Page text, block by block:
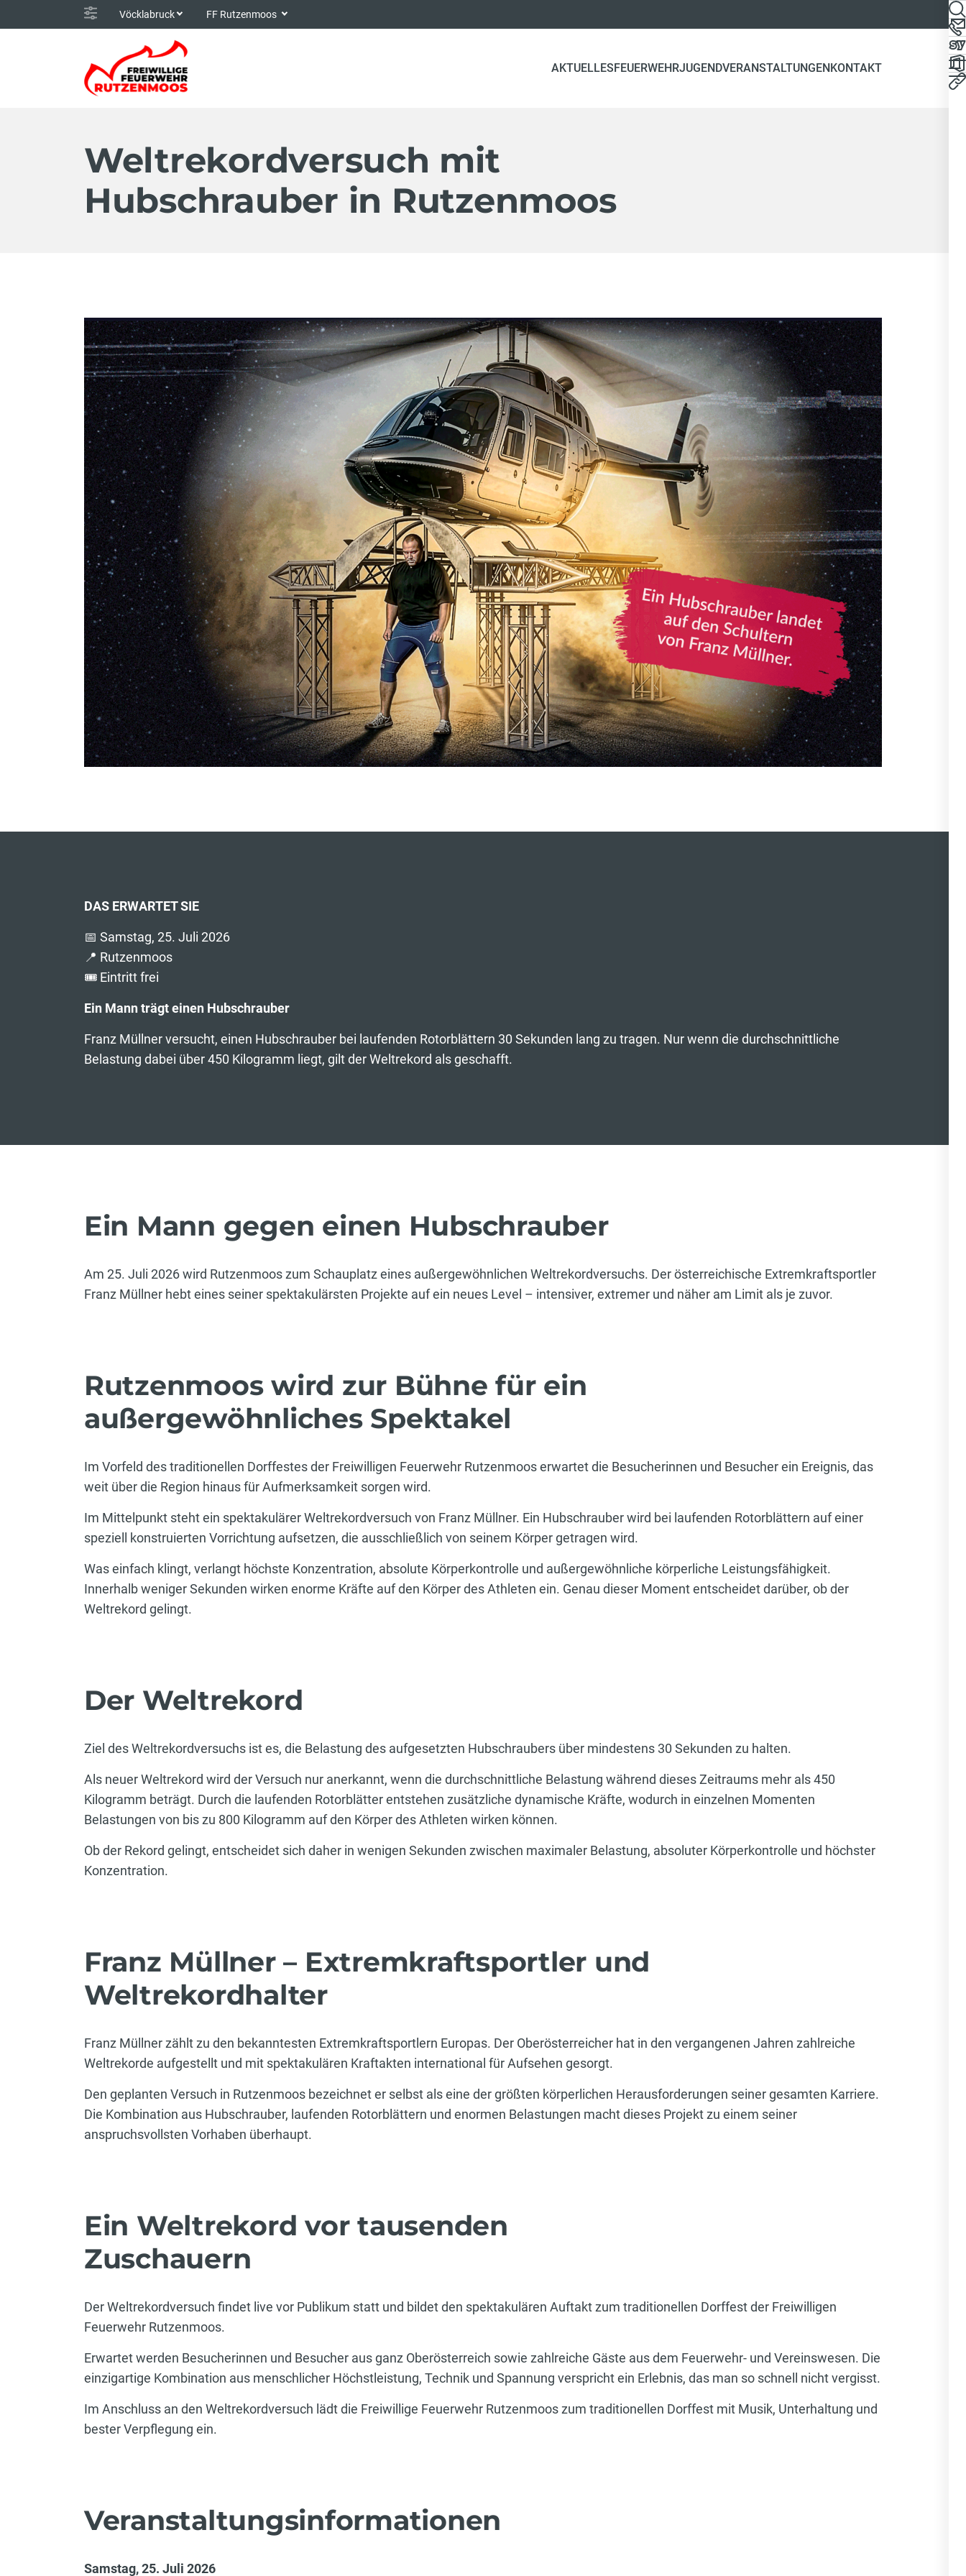
Vöcklabruck FF Rutzenmoos
AKTUELLESFEUERWEHRJUGENDVERANSTALTUNGENKONTAKT
Weltrekordversuch mit
Hubschrauber in Rutzenmoos
DAS ERWARTET SIE
📅 Samstag, 25. Juli 2026
📍 Rutzenmoos
🎟 Eintritt frei
Ein Mann trägt einen Hubschrauber
Franz Müllner versucht, einen Hubschrauber bei laufenden Rotorblättern 30 Sekunden lang zu tragen. Nur wenn die durchschnittliche
Belastung dabei über 450 Kilogramm liegt, gilt der Weltrekord als geschafft.
Ein Mann gegen einen Hubschrauber
Am 25. Juli 2026 wird Rutzenmoos zum Schauplatz eines außergewöhnlichen Weltrekordversuchs. Der österreichische Extremkraftsportler
Franz Müllner hebt eines seiner spektakulärsten Projekte auf ein neues Level – intensiver, extremer und näher am Limit als je zuvor.
Rutzenmoos wird zur Bühne für ein
außergewöhnliches Spektakel
Im Vorfeld des traditionellen Dorffestes der Freiwilligen Feuerwehr Rutzenmoos erwartet die Besucherinnen und Besucher ein Ereignis, das
weit über die Region hinaus für Aufmerksamkeit sorgen wird.
Im Mittelpunkt steht ein spektakulärer Weltrekordversuch von Franz Müllner. Ein Hubschrauber wird bei laufenden Rotorblättern auf einer
speziell konstruierten Vorrichtung aufsetzen, die ausschließlich von seinem Körper getragen wird.
Was einfach klingt, verlangt höchste Konzentration, absolute Körperkontrolle und außergewöhnliche körperliche Leistungsfähigkeit.
Innerhalb weniger Sekunden wirken enorme Kräfte auf den Körper des Athleten ein. Genau dieser Moment entscheidet darüber, ob der
Weltrekord gelingt.
Der Weltrekord
Ziel des Weltrekordversuchs ist es, die Belastung des aufgesetzten Hubschraubers über mindestens 30 Sekunden zu halten.
Als neuer Weltrekord wird der Versuch nur anerkannt, wenn die durchschnittliche Belastung während dieses Zeitraums mehr als 450
Kilogramm beträgt. Durch die laufenden Rotorblätter entstehen zusätzliche dynamische Kräfte, wodurch in einzelnen Momenten
Belastungen von bis zu 800 Kilogramm auf den Körper des Athleten wirken können.
Ob der Rekord gelingt, entscheidet sich daher in wenigen Sekunden zwischen maximaler Belastung, absoluter Körperkontrolle und höchster
Konzentration.
Franz Müllner – Extremkraftsportler und
Weltrekordhalter
Franz Müllner zählt zu den bekanntesten Extremkraftsportlern Europas. Der Oberösterreicher hat in den vergangenen Jahren zahlreiche
Weltrekorde aufgestellt und mit spektakulären Kraftakten international für Aufsehen gesorgt.
Den geplanten Versuch in Rutzenmoos bezeichnet er selbst als eine der größten körperlichen Herausforderungen seiner gesamten Karriere.
Die Kombination aus Hubschrauber, laufenden Rotorblättern und enormen Belastungen macht dieses Projekt zu einem seiner
anspruchsvollsten Vorhaben überhaupt.
Ein Weltrekord vor tausenden
Zuschauern
Der Weltrekordversuch findet live vor Publikum statt und bildet den spektakulären Auftakt zum traditionellen Dorffest der Freiwilligen
Feuerwehr Rutzenmoos.
Erwartet werden Besucherinnen und Besucher aus ganz Oberösterreich sowie zahlreiche Gäste aus dem Feuerwehr- und Vereinswesen. Die
einzigartige Kombination aus menschlicher Höchstleistung, Technik und Spannung verspricht ein Erlebnis, das man so schnell nicht vergisst.
Im Anschluss an den Weltrekordversuch lädt die Freiwillige Feuerwehr Rutzenmoos zum traditionellen Dorffest mit Musik, Unterhaltung und
bester Verpflegung ein.
Veranstaltungsinformationen
Samstag, 25. Juli 2026